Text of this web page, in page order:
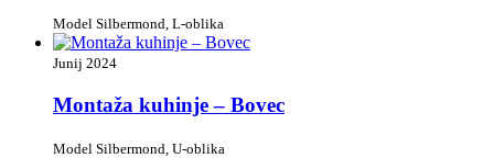
Model Silbermond, L-oblika
Junij 2024
Montaža kuhinje – Bovec
Model Silbermond, U-oblika